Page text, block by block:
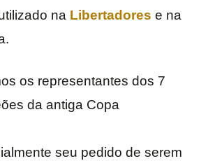
na Libertadores e na
os representantes dos 7
da antiga Copa
seu pedido de serem